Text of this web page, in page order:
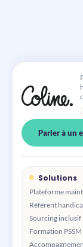
Parler à un
Solutions
Plateforme
Référent
Sourcing inclusif
Formation PSSM